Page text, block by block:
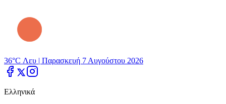
36°C Λευ | Παρασκευή 7 Αυγούστου 2026
Ελληνικά